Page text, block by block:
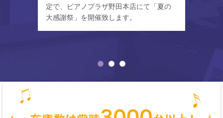
定で、ピアノプラザ野田本店にて「夏の
大感謝祭」を開催致します。